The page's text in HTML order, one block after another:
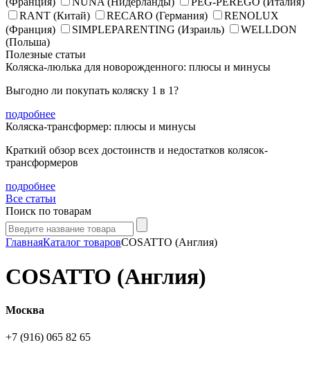
RANT (Китай)
RECARO (Германия)
RENOLUX
(Франция)
SIMPLEPARENTING (Израиль)
WELLDON
(Польша)
Полезные статьи
Коляска-люлька для новорожденного: плюсы и минусы
Выгодно ли покупать коляску 1 в 1?
подробнее
Коляска-трансформер: плюсы и минусы
Краткий обзор всех достоинств и недостатков колясок-
трансформеров
подробнее
Все статьи
Поиск по товарам
ГлавнаяКаталог товаровCOSATTO (Англия)
COSATTO (Англия)
Москва
+7 (916) 065 82 65